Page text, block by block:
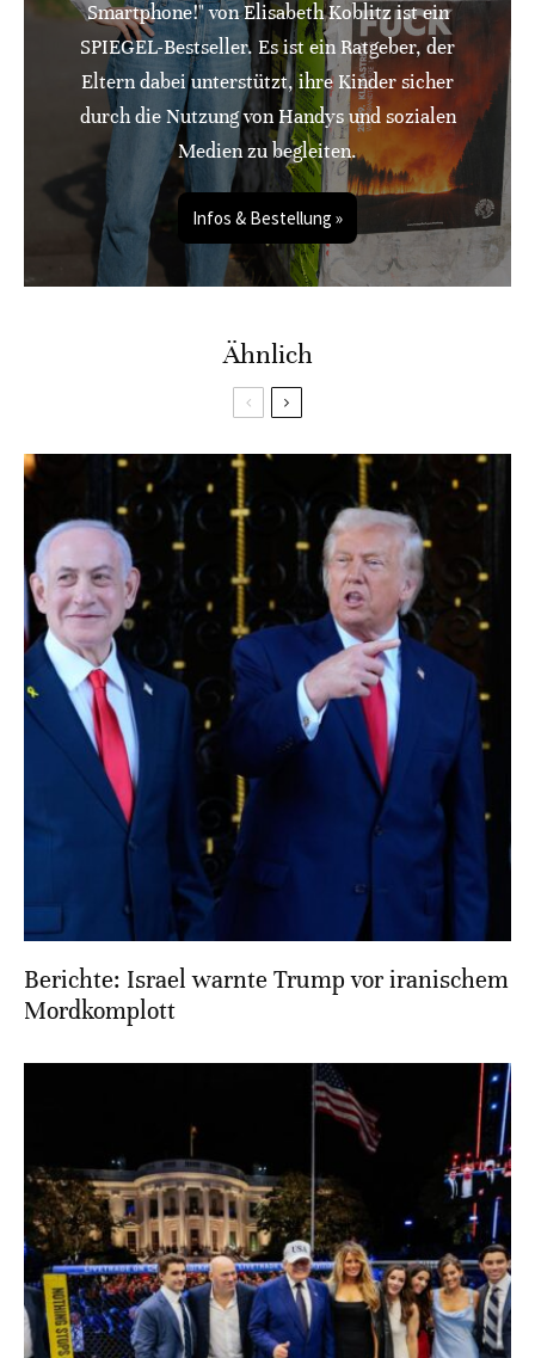
Smartphone!" von Elisabeth Koblitz ist ein
SPIEGEL-Bestseller. Es ist ein Ratgeber, der
Eltern dabei unterstützt, ihre Kinder sicher
durch die Nutzung von Handys und sozialen
Medien zu begleiten.
Infos & Bestellung »
Ähnlich
Berichte: Israel warnte Trump vor iranischem
Mordkomplott